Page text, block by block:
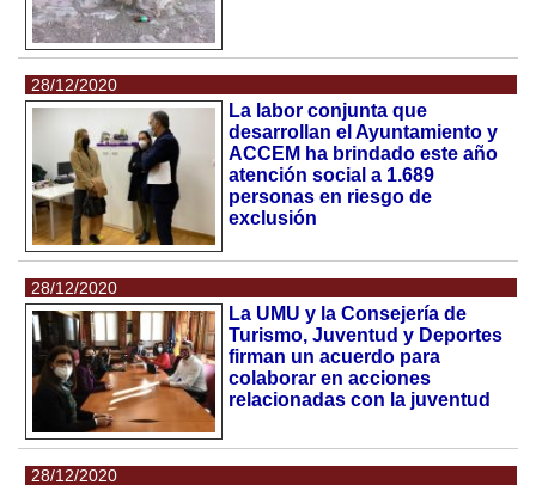
28/12/2020
La labor conjunta que
desarrollan el Ayuntamiento y
ACCEM ha brindado este año
atención social a 1.689
personas en riesgo de
exclusión
28/12/2020
La UMU y la Consejería de
Turismo, Juventud y Deportes
firman un acuerdo para
colaborar en acciones
relacionadas con la juventud
28/12/2020